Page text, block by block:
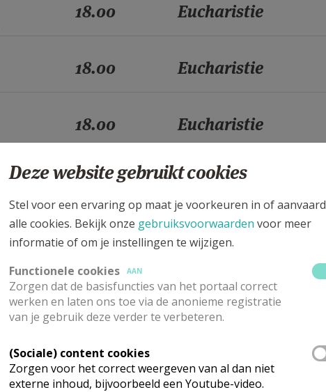
18.00 Eucharistie
18.00 Eucharistie
18.00 Eucharistie
18.00 Eucharistie
18.00 Eucharistie
18.00 Eucharistie
18.00
Deze website gebruikt cookies
Stel voor een ervaring op maat je voorkeuren in of aanvaard
alle cookies. Bekijk onze gebruiksvoorwaarden voor meer
informatie of om je instellingen te wijzigen.
Functionele cookies
AAN
Zorgen dat de basisfuncties van het portaal correct
werken en laten ons toe via de anonieme registratie
van je gebruik deze verder te verbeteren.
(Sociale) content cookies
Zorgen voor het correct weergeven van al dan niet
externe inhoud, bijvoorbeeld een Youtube-video.